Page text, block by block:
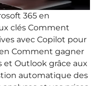
365 en
clés Comment
avec Copilot pour
Comment gagner
et Outlook grâce aux
automatique des